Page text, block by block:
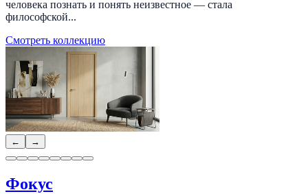
человека познать и понять неизвестное — стала
философской...
Смотреть коллекцию
← →
Фокус